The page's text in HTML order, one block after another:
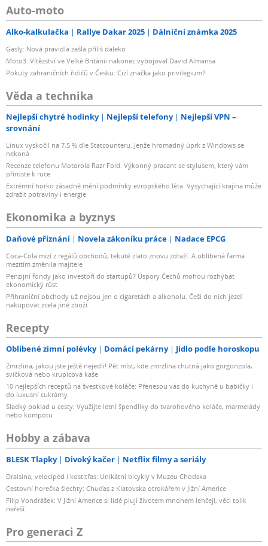
Auto-moto
Alko-kalkulačka Rallye Dakar 2025 Dálniční známka 2025
Gasly: Nová pravidla zašla příliš daleko
Moto3: Vítězství ve Velké Británii nakonec vybojoval David Almansa
Pokuty zahraničních řidičů v Česku: Cizí značka jako privilegium?
Věda a technika
Nejlepší chytré hodinky Nejlepší telefony
Nejlepší VPN –
srovnání
Linux vyskočil na 7,5 % dle Statcounteru. Jenže hromadný úprk z Windows se
nekoná
Recenze telefonu Motorola Razr Fold. Výkonný pracant se stylusem, který vám
přiroste k ruce
Extrémní horko zásadně mění podmínky evropského léta. Vysychající krajina může
zdražit potraviny i energie
Ekonomika a byznys
Daňové přiznání Novela zákoníku práce Nadace EPCG
Coca-Cola mizí z regálů obchodů, tekuté zlato znovu zdraží. A oblíbená farma
mezitím změnila majitele
Penzijní fondy jako investoři do startupů? Úspory Čechů mohou rozhýbat
ekonomický růst
Příhraniční obchody už nejsou jen o cigaretách a alkoholu. Češi do nich jezdí
nakupovat zcela jiné zboží
Recepty
Oblíbené zimní polévky Domácí pekárny Jídlo podle horoskopu
Zmrzlina, jakou jste ještě nejedli! Pět míst, kde zmrzlina chutná jako gorgonzola,
svíčková nebo krupicová kaše
10 nejlepších receptů na švestkové koláče: Přenesou vás do kuchyně u babičky i
do luxusní cukrárny
Sladký poklad u cesty: Využijte letní špendlíky do tvarohového koláče, marmelády
nebo kompotu
Hobby a zábava
BLESK Tlapky Divoký kačer Netflix filmy a seriály
Draisina, velocipéd i kostitřas: Unikátní bicykly v Muzeu Chodska
Cestovní horečka šlechty: Chuďas z Klatovska otrokářem v Jižní Americe
Filip Vondrášek: V Jižní Americe si lidé plují životem mnohem lehčeji, věci tolik
neřeší
Pro generaci Z